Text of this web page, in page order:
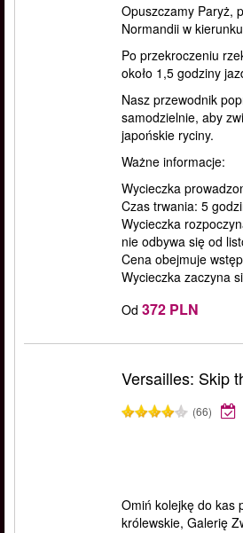
Opuszczamy Paryż,
Normandii w
Po przekroczeniu
około 1,5 godziny
Nasz przewodnik
samodzielnie, aby
japońskie ryciny.
Ważne informacje:
Wycieczka
Czas trwania: 5
Wycieczka
nie odbywa się od
Cena obejmuje
Wycieczka zaczyna
Od 372 PLN
Versailles: Skip
(66)
Omiń kolejkę do kas
królewskie, Galerię